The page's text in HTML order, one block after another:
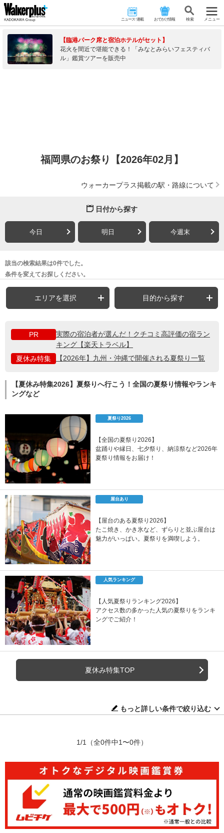
ニュース･連載 おでかけ情報 検 索 メニュー
【臨港パーク席と宿泊ホテルがセット】
花火を間近で堪能できる！「みなとみらいフェスティバ
ル」鑑賞ツアーを販売中
福岡県のお祭り【2026年02月】
ウォーカープラス掲載の駅・路線について
日付から探す
今日 明日 今週末
該当の検索結果は0件でした。
条件を変えてお探しください。
エリアを選択 目的から探す
PR
実際の宿泊者が選んだ！クチコミ高評価の宿ラン
キング【楽天トラベル】
夏休み特集
【2026年】九州・沖縄で開催される夏祭り一覧
【夏休み特集2026】夏祭りへ行こう！全国の夏祭り情報やランキ
ングなど
夏祭り2026
【全国の夏祭り2026】
盆踊りや縁日、七夕祭り、納涼祭など2026年
夏祭り情報をお届け！
屋台あり
【屋台のある夏祭り2026】
たこ焼き、かき氷など、ずらりと並ぶ屋台は
魅力がいっぱい。夏祭りを満喫しよう。
人気ランキング
【人気夏祭りランキング2026】
アクセス数の多かった人気の夏祭りをランキ
ングでご紹介！
夏休み特集TOP
もっと詳しい条件で絞り込む
1/1 （全0件中1〜0件）